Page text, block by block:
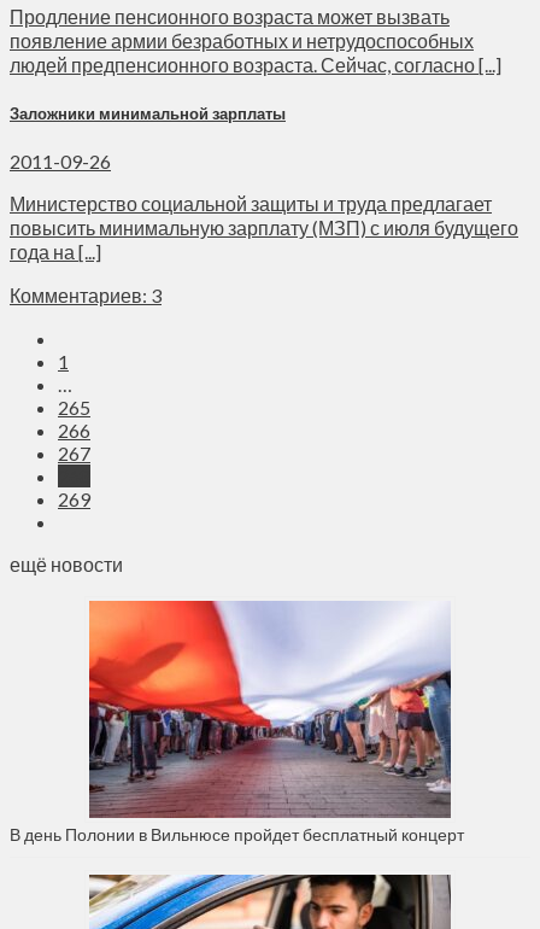
Продление пенсионного возраста может вызвать
появление армии безработных и нетрудоспособных
людей предпенсионного возраста. Сейчас, согласно [...]
Заложники минимальной зарплаты
2011-09-26
Министерство социальной защиты и труда предлагает
повысить минимальную зарплату (МЗП) с июля будущего
года на [...]
Комментариев: 3
1
…
265
266
267
269
ещё новости
В день Полонии в Вильнюсе пройдет бесплатный концерт